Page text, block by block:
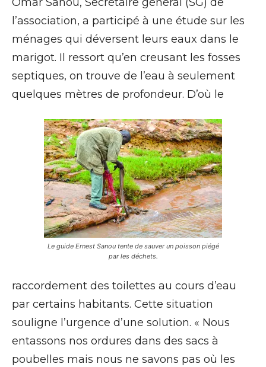
l’association, a participé à une étude sur les
ménages qui déversent leurs eaux dans le
marigot. Il ressort qu’en creusant les fosses
septiques, on trouve de l’eau à seulement
quelques mètres de profondeur. D’où le
Le guide Ernest Sanou tente de sauver un poisson piégé
par les déchets.
raccordement des toilettes au cours d’eau
par certains habitants. Cette situation
souligne l’urgence d’une solution. « Nous
entassons nos ordures dans des sacs à
poubelles mais nous ne savons pas où les